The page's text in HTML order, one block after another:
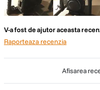
camerei este din aluminiu,
greutate redusa. Sigma FP are
o greutate de numai 370g.
impotriva patrunderii prafului.
Display LCD 3.15"
Vizor Nu
STOCARE:
SD
V-a fost de ajutor aceasta
Raporteaza recenzia
afisarea